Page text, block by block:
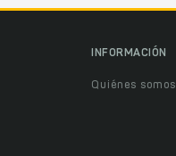
INFORMACIÓN
Quiénes somos